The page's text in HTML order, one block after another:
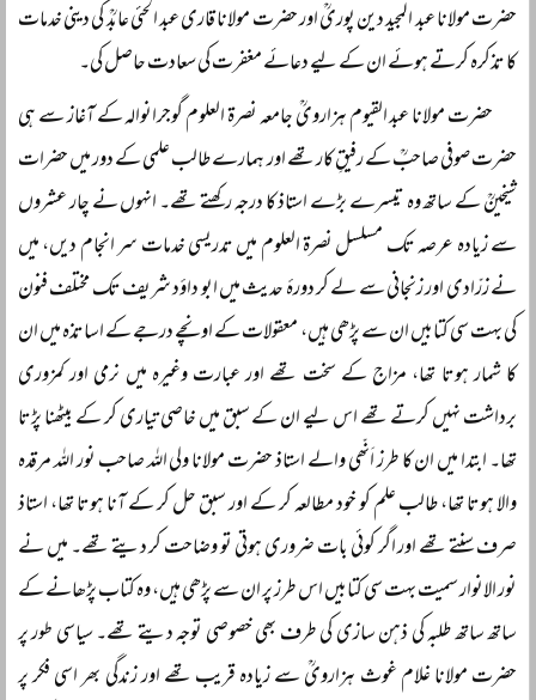
حضرت مولانا عبد المجید دین پوریؒ اور حضرت مولانا قاری عبد الحئی عابدؒ کی دینی خدمات
کا تذکرہ کرتے ہوئے ان کے لیے دعائے مغفرت کی سعادت حاصل کی۔
حضرت مولانا عبد القیوم ہزارویؒ جامعہ نصرۃ العلوم گوجرانوالہ کے آغاز سے ہی
حضرت صوفی صاحبؒ کے رفیقِ کار تھے اور ہمارے طالب علمی کے دور میں حضرات
شیخینؒ کے ساتھ وہ تیسرے بڑے استاذ کا درجہ رکھتے تھے۔ انہوں نے چار عشروں
سے زیادہ عرصہ تک مسلسل نصرۃ العلوم میں تدریسی خدمات سر انجام دیں، میں
نے زرّادی اور زنجانی سے لے کر دورۂ حدیث میں ابو داؤد شریف تک مختلف فنون
کی بہت سی کتابیں ان سے پڑھی ہیں، معقولات کے اونچے درجے کے اساتذہ میں ان
کا شمار ہوتا تھا، مزاج کے سخت تھے اور عبارت وغیرہ میں نرمی اور کمزوری
برداشت نہیں کرتے تھے اس لیے ان کے سبق میں خاصی تیاری کر کے بیٹھنا پڑتا
تھا۔ ابتدا میں ان کا طرز اَنّھی والے استاذ حضرت مولانا ولی اللہ صاحب نور اللہ مرقدہ
والا ہوتا تھا، طالب علم کو خود مطالعہ کر کے اور سبق حل کر کے آنا ہوتا تھا، استاذ
صرف سنتے تھے اور اگر کوئی بات ضروری ہوتی تو وضاحت کر دیتے تھے۔ میں نے
نور الانوار سمیت بہت سی کتابیں اس طرز پر ان سے پڑھی ہیں، وہ کتاب پڑھانے کے
ساتھ ساتھ طلبہ کی ذہن سازی کی طرف بھی خصوصی توجہ دیتے تھے۔ سیاسی طور پر
حضرت مولانا غلام غوث ہزارویؒ سے زیادہ قریب تھے اور زندگی بھر اسی فکر پر